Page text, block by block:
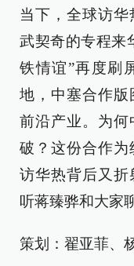
当下，全球访
武契奇的专程来
铁情谊”再度刷
地，中塞合作版
前沿产业。为何
破？这份合作为
访华热背后又折
听蒋臻骅和大家
策划：翟亚菲、